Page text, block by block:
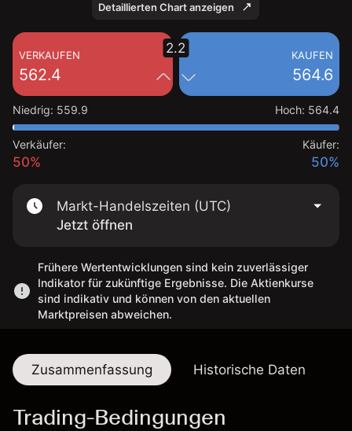
Detaillierten Chart anzeigen
VERKAUFEN
562.4
KAUFEN
564.6
2.2
Niedrig: 559.9 Hoch: 564.4
Verkäufer:
50%
Käufer:
50%
Markt-Handelszeiten (UTC)
Jetzt öffnen
Frühere Wertentwicklungen sind kein zuverlässiger
Indikator für zukünftige Ergebnisse. Die Aktienkurse
sind indikativ und können von den aktuellen
Marktpreisen abweichen.
Zusammenfassung Historische Daten
Trading-Bedingungen